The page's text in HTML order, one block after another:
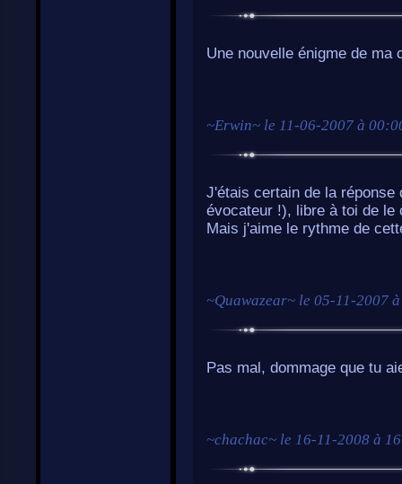
Une nouvelle énigme de
~Erwin~ le 11-06-2007 à
J'étais certain de la
évocateur !), libre à toi de le
Mais j'aime le rythme de
~Quawazear~ le 05-11-2007
Pas mal, dommage que tu
~chachac~ le 16-11-2008 à